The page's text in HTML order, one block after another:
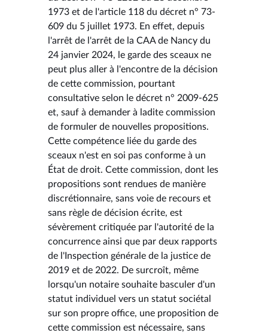
1973 et de l'article 118 du décret n° 73-
609 du 5 juillet 1973. En effet, depuis
l'arrêt de l'arrêt de la CAA de Nancy du
24 janvier 2024, le garde des sceaux ne
peut plus aller à l'encontre de la décision
de cette commission, pourtant
consultative selon le décret n° 2009-625
et, sauf à demander à ladite commission
de formuler de nouvelles propositions.
Cette compétence liée du garde des
sceaux n'est en soi pas conforme à un
État de droit. Cette commission, dont les
propositions sont rendues de manière
discrétionnaire, sans voie de recours et
sans règle de décision écrite, est
sévèrement critiquée par l'autorité de la
concurrence ainsi que par deux rapports
de l'Inspection générale de la justice de
2019 et de 2022. De surcroît, même
lorsqu'un notaire souhaite basculer d'un
statut individuel vers un statut sociétal
sur son propre office, une proposition de
cette commission est nécessaire, sans